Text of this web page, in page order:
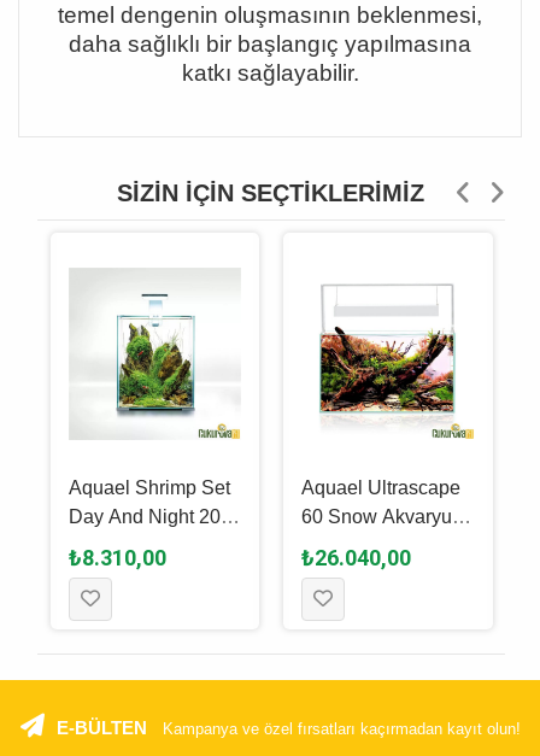
temel dengenin oluşmasının beklenmesi,
daha sağlıklı bir başlangıç yapılmasına
katkı sağlayabilir.
SIZIN İÇIN SEÇTIKLERIMIZ
Aquael Shrimp Set
Day And Night 20
Kari̇des Akvaryumu
20 L - Beyaz
₺8.310,00
Aquael Ultrascape
60 Snow Akvaryum
Set 54 L
₺26.040,00
E-BÜLTEN Kampanya ve özel fırsatları kaçırmadan kayıt olun!